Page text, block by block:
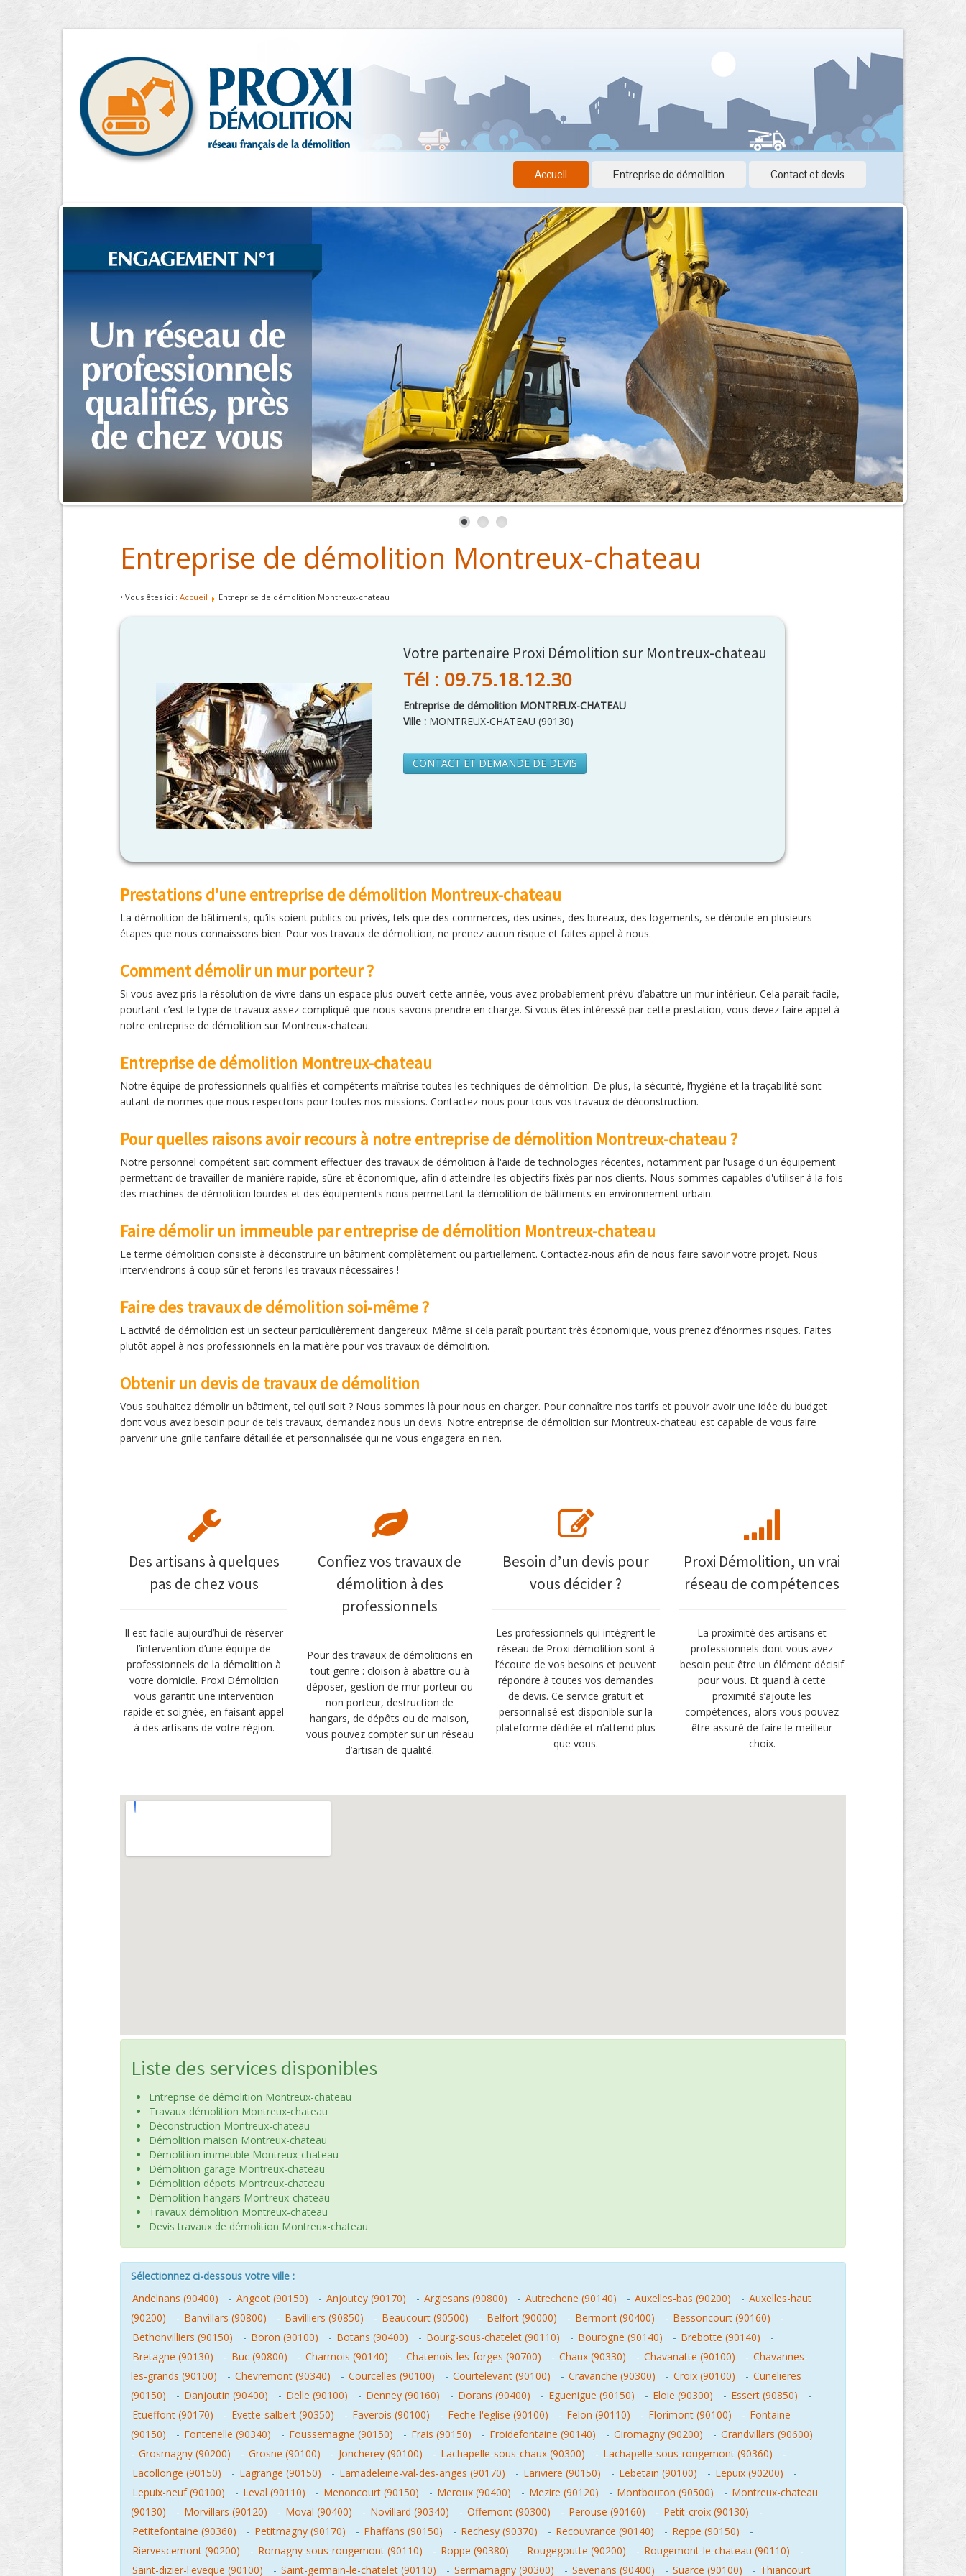
Accueil Entreprise de démolition Contact et devis
Entreprise de démolition Montreux-chateau
• Vous êtes ici : Accueil Entreprise de démolition Montreux-chateau
Votre partenaire Proxi Démolition sur Montreux-chateau
Tél : 09.75.18.12.30
Entreprise de démolition MONTREUX-CHATEAU
Ville : MONTREUX-CHATEAU (90130)
CONTACT ET DEMANDE DE DEVIS
Prestations d’une entreprise de démolition Montreux-chateau
La démolition de bâtiments, qu’ils soient publics ou privés, tels que des commerces, des usines, des bureaux, des logements, se déroule en plusieurs
étapes que nous connaissons bien. Pour vos travaux de démolition, ne prenez aucun risque et faites appel à nous.
Comment démolir un mur porteur ?
Si vous avez pris la résolution de vivre dans un espace plus ouvert cette année, vous avez probablement prévu d’abattre un mur intérieur. Cela parait facile,
pourtant c’est le type de travaux assez compliqué que nous savons prendre en charge. Si vous êtes intéressé par cette prestation, vous devez faire appel à
notre entreprise de démolition sur Montreux-chateau.
Entreprise de démolition Montreux-chateau
Notre équipe de professionnels qualifiés et compétents maîtrise toutes les techniques de démolition. De plus, la sécurité, l’hygiène et la traçabilité sont
autant de normes que nous respectons pour toutes nos missions. Contactez-nous pour tous vos travaux de déconstruction.
Pour quelles raisons avoir recours à notre entreprise de démolition Montreux-chateau ?
Notre personnel compétent sait comment effectuer des travaux de démolition à l'aide de technologies récentes, notamment par l'usage d'un équipement
permettant de travailler de manière rapide, sûre et économique, afin d'atteindre les objectifs fixés par nos clients. Nous sommes capables d'utiliser à la fois
des machines de démolition lourdes et des équipements nous permettant la démolition de bâtiments en environnement urbain.
Faire démolir un immeuble par entreprise de démolition Montreux-chateau
Le terme démolition consiste à déconstruire un bâtiment complètement ou partiellement. Contactez-nous afin de nous faire savoir votre projet. Nous
interviendrons à coup sûr et ferons les travaux nécessaires !
Faire des travaux de démolition soi-même ?
L'activité de démolition est un secteur particulièrement dangereux. Même si cela paraît pourtant très économique, vous prenez d’énormes risques. Faites
plutôt appel à nos professionnels en la matière pour vos travaux de démolition.
Obtenir un devis de travaux de démolition
Vous souhaitez démolir un bâtiment, tel qu’il soit ? Nous sommes là pour nous en charger. Pour connaître nos tarifs et pouvoir avoir une idée du budget
dont vous avez besoin pour de tels travaux, demandez nous un devis. Notre entreprise de démolition sur Montreux-chateau est capable de vous faire
parvenir une grille tarifaire détaillée et personnalisée qui ne vous engagera en rien.
Des artisans à quelques
pas de chez vous
Il est facile aujourd’hui de réserver
l’intervention d’une équipe de
professionnels de la démolition à
votre domicile. Proxi Démolition
vous garantit une intervention
rapide et soignée, en faisant appel
à des artisans de votre région.
Confiez vos travaux de
démolition à des
professionnels
Pour des travaux de démolitions en
tout genre : cloison à abattre ou à
déposer, gestion de mur porteur ou
non porteur, destruction de
hangars, de dépôts ou de maison,
vous pouvez compter sur un réseau
d’artisan de qualité.
Besoin d’un devis pour
vous décider ?
Les professionnels qui intègrent le
réseau de Proxi démolition sont à
l’écoute de vos besoins et peuvent
répondre à toutes vos demandes
de devis. Ce service gratuit et
personnalisé est disponible sur la
plateforme dédiée et n’attend plus
que vous.
Proxi Démolition, un vrai
réseau de compétences
La proximité des artisans et
professionnels dont vous avez
besoin peut être un élément décisif
pour vous. Et quand à cette
proximité s’ajoute les
compétences, alors vous pouvez
être assuré de faire le meilleur
choix.
Liste des services disponibles
Entreprise de démolition Montreux-chateau
Travaux démolition Montreux-chateau
Déconstruction Montreux-chateau
Démolition maison Montreux-chateau
Démolition immeuble Montreux-chateau
Démolition garage Montreux-chateau
Démolition dépots Montreux-chateau
Démolition hangars Montreux-chateau
Travaux démolition Montreux-chateau
Devis travaux de démolition Montreux-chateau
Sélectionnez ci-dessous votre ville :
Andelnans (90400)
- Angeot (90150) - Anjoutey (90170) - Argiesans (90800) - Autrechene (90140) - Auxelles-bas (90200) - Auxelles-haut
(90200)
- Banvillars (90800) - Bavilliers (90850) - Beaucourt (90500) - Belfort (90000) - Bermont (90400) - Bessoncourt (90160)
-
Bethonvilliers (90150)
- Boron (90100) - Botans (90400) - Bourg-sous-chatelet (90110) - Bourogne (90140) - Brebotte (90140)
-
Bretagne (90130)
- Buc (90800) - Charmois (90140) - Chatenois-les-forges (90700) - Chaux (90330) - Chavanatte (90100) - Chavannes-
les-grands (90100)
- Chevremont (90340) - Courcelles (90100) - Courtelevant (90100) - Cravanche (90300) - Croix (90100) - Cunelieres
(90150)
- Danjoutin (90400) - Delle (90100) - Denney (90160) - Dorans (90400) - Eguenigue (90150) - Eloie (90300) - Essert (90850)
-
Etueffont (90170)
- Evette-salbert (90350) - Faverois (90100) - Feche-l'eglise (90100) - Felon (90110) - Florimont (90100) - Fontaine
(90150)
- Fontenelle (90340) - Foussemagne (90150) - Frais (90150) - Froidefontaine (90140) - Giromagny (90200) - Grandvillars (90600)
- Grosmagny (90200) - Grosne (90100) - Joncherey (90100) - Lachapelle-sous-chaux (90300) - Lachapelle-sous-rougemont (90360)
-
Lacollonge (90150)
- Lagrange (90150) - Lamadeleine-val-des-anges (90170) - Lariviere (90150) - Lebetain (90100) - Lepuix (90200)
-
Lepuix-neuf (90100)
- Leval (90110) - Menoncourt (90150) - Meroux (90400) - Mezire (90120) - Montbouton (90500) - Montreux-chateau
(90130)
- Morvillars (90120) - Moval (90400) - Novillard (90340) - Offemont (90300) - Perouse (90160) - Petit-croix (90130)
-
Petitefontaine (90360)
- Petitmagny (90170) - Phaffans (90150) - Rechesy (90370) - Recouvrance (90140) - Reppe (90150)
-
Riervescemont (90200)
- Romagny-sous-rougemont (90110) - Roppe (90380) - Rougegoutte (90200) - Rougemont-le-chateau (90110)
-
Saint-dizier-l'eveque (90100)
- Saint-germain-le-chatelet (90110) - Sermamagny (90300) - Sevenans (90400) - Suarce (90100) - Thiancourt